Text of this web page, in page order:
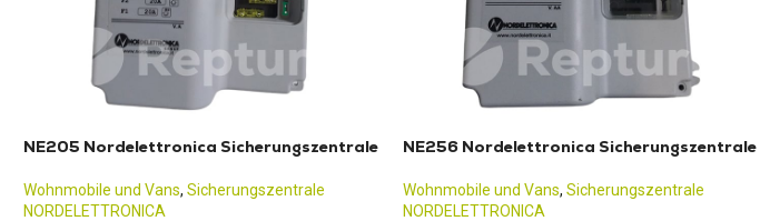
NE205 Nordelettronica Sicherungszentrale
Wohnmobile und Vans, Sicherungszentrale
NORDELETTRONICA
NE256 Nordelettronica Sicherungszentrale
Wohnmobile und Vans, Sicherungszentrale
NORDELETTRONICA